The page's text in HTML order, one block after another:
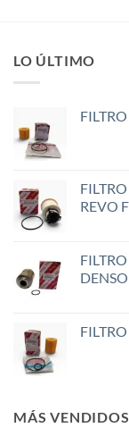
LO ÚLTIMO
REVO
DENSO
MÁS VENDIDOS